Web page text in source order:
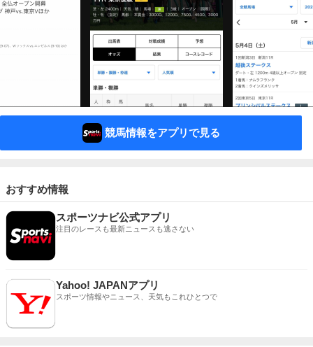
競馬情報をアプリで見る
おすすめ情報
スポーツナビ公式アプリ
注目のレースも最新ニュースも逃さない
Yahoo! JAPANアプリ
スポーツ情報やニュース、天気もこれひとつで